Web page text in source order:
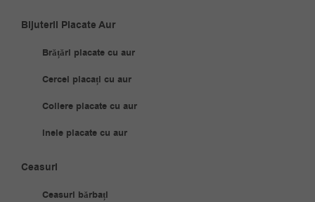
Bijuterii Placate Aur
Brățări placate cu aur
Cercei placați cu aur
Coliere placate cu aur
Inele placate cu aur
Ceasuri
Ceasuri bărbați